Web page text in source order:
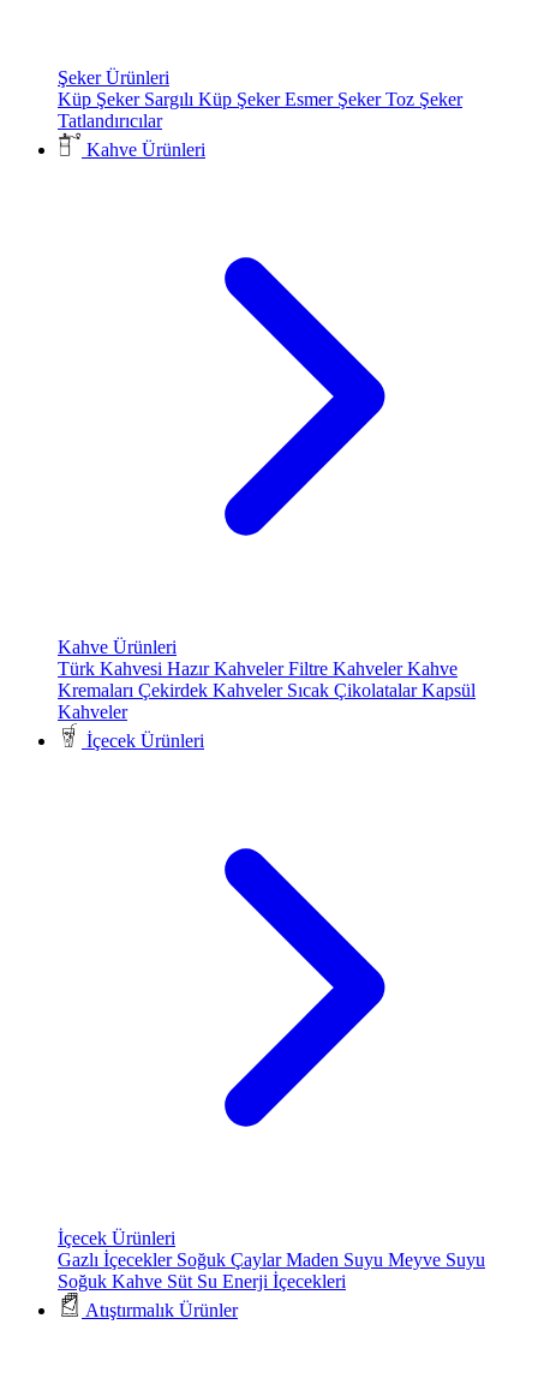
Şeker Ürünleri
Küp Şeker Sargılı Küp ŞekerEsmer ŞekerToz Şeker
Tatlandırıcılar
Kahve Ürünleri
Kahve Ürünleri
Türk Kahvesi Hazır KahvelerFiltre KahvelerKahve
Kremaları Çekirdek Kahveler Sıcak ÇikolatalarKapsül
Kahveler
İçecek Ürünleri
İçecek Ürünleri
Gazlı İçecekler Soğuk ÇaylarMaden Suyu Meyve Suyu
Soğuk Kahve Süt Su Enerji İçecekleri
Atıştırmalık Ürünler